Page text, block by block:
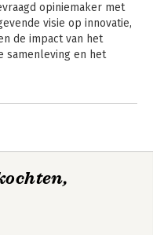
opiniemaker met
visie op innovatie,
de impact van het
samenleving en het
verschillende
heeft nexxworks
te worden, te
Hinssen